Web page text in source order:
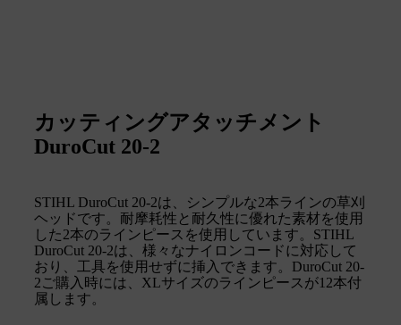
カッティングアタッチメント
DuroCut 20-2
STIHL DuroCut 20-2は、シンプルな2本ラインの草刈
ヘッドです。耐摩耗性と耐久性に優れた素材を使用
した2本のラインピースを使用しています。STIHL
DuroCut 20-2は、様々なナイロンコードに対応して
おり、工具を使用せずに挿入できます。DuroCut 20-
2ご購入時には、XLサイズのラインピースが12本付
属します。